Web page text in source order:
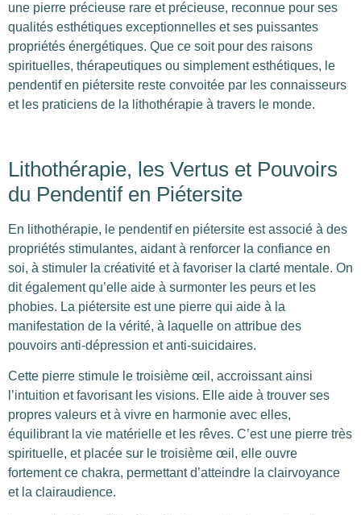
une pierre précieuse rare et précieuse, reconnue pour ses
qualités esthétiques exceptionnelles et ses puissantes
propriétés énergétiques. Que ce soit pour des raisons
spirituelles, thérapeutiques ou simplement esthétiques, le
pendentif en piétersite reste convoitée par les connaisseurs
et les praticiens de la lithothérapie à travers le monde.
Lithothérapie, les Vertus et Pouvoirs
du Pendentif en Piétersite
En lithothérapie, le pendentif en piétersite est associé à des
propriétés stimulantes, aidant à renforcer la confiance en
soi, à stimuler la créativité et à favoriser la clarté mentale. On
dit également qu’elle aide à surmonter les peurs et les
phobies. La piétersite est une pierre qui aide à la
manifestation de la vérité, à laquelle on attribue des
pouvoirs anti-dépression et anti-suicidaires.
Cette pierre stimule le troisième œil, accroissant ainsi
l’intuition et favorisant les visions. Elle aide à trouver ses
propres valeurs et à vivre en harmonie avec elles,
équilibrant la vie matérielle et les rêves. C’est une pierre très
spirituelle, et placée sur le troisième œil, elle ouvre
fortement ce chakra, permettant d’atteindre la clairvoyance
et la clairaudience.